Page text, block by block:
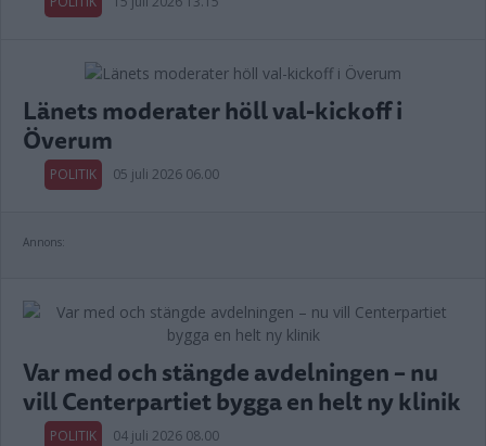
Länets moderater höll val-kickoff i
Överum
POLITIK 05 juli 2026 06.00
Annons:
Var med och stängde avdelningen – nu
vill Centerpartiet bygga en helt ny klinik
POLITIK 04 juli 2026 08.00